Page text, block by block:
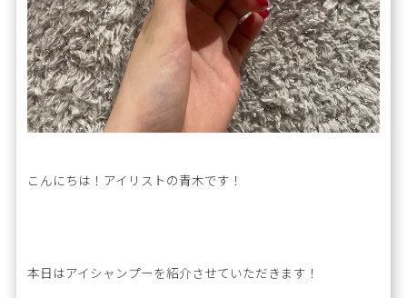
こんにちは！アイリストの青木です！
本日はアイシャンプーを紹介させていただきます！